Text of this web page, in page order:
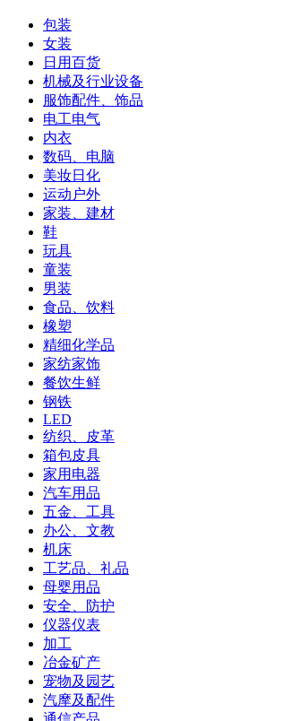
包装
女装
日用百货
机械及行业设备
服饰配件、饰品
电工电气
内衣
数码、电脑
美妆日化
运动户外
家装、建材
鞋
玩具
童装
男装
食品、饮料
橡塑
精细化学品
家纺家饰
餐饮生鲜
钢铁
LED
纺织、皮革
箱包皮具
家用电器
汽车用品
五金、工具
办公、文教
机床
工艺品、礼品
母婴用品
安全、防护
仪器仪表
加工
冶金矿产
宠物及园艺
汽摩及配件